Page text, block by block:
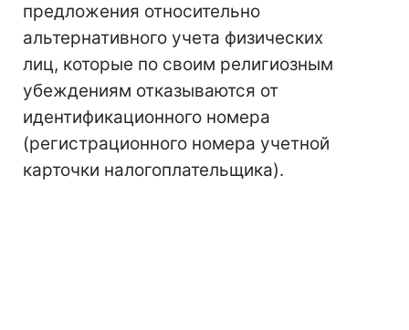
предложения относительно
альтернативного учета физических
лиц, которые по своим религиозным
убеждениям отказываются от
идентификационного номера
(регистрационного номера учетной
карточки налогоплательщика).